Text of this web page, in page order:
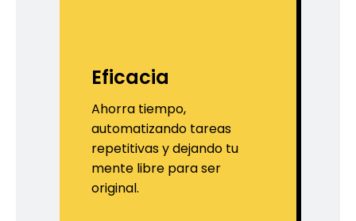
Eficacia
Ahorra tiempo,
automatizando tareas
repetitivas y dejando tu
mente libre para ser
original.